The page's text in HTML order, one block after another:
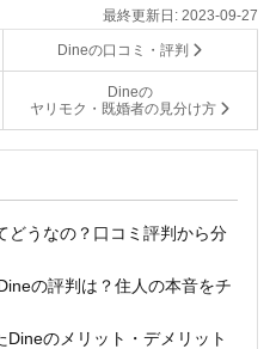
最終更新日: 2023-09-27
Dineの口コミ・評判
Dineの
ヤリモク・既婚者の見分け方
うなの？口コミ評判から分
の評判は？住人の本音をチ
のメリット・デメリット